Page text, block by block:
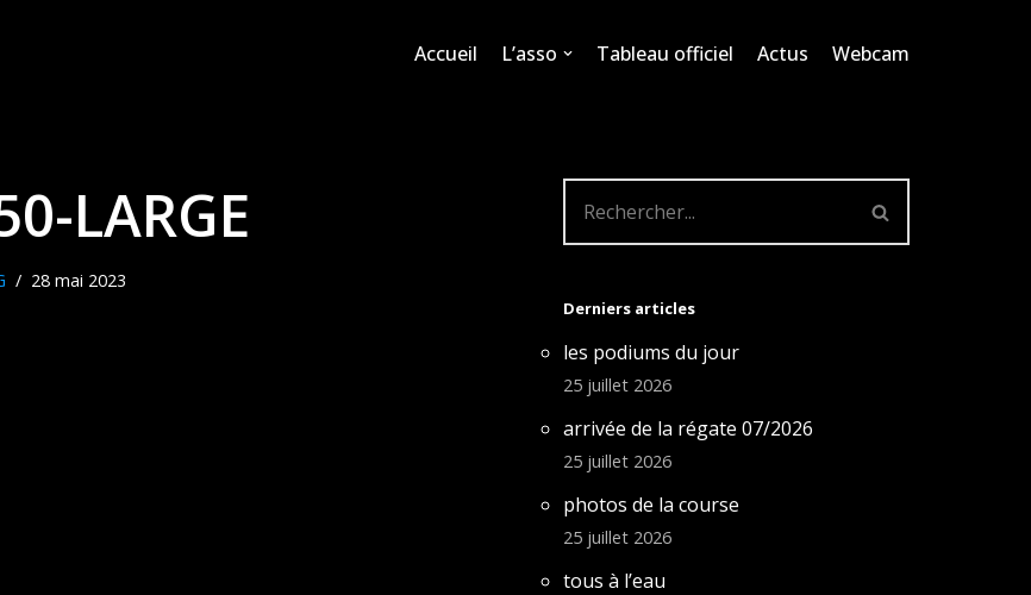
Accueil L’asso Tableau officiel Actus Webcam
LARGE
28 mai 2023
Derniers articles
les podiums du jour
25 juillet 2026
arrivée de la régate 07/2026
25 juillet 2026
photos de la course
25 juillet 2026
tous à l’eau